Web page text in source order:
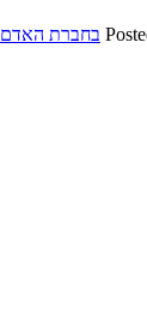
בחברת האדם